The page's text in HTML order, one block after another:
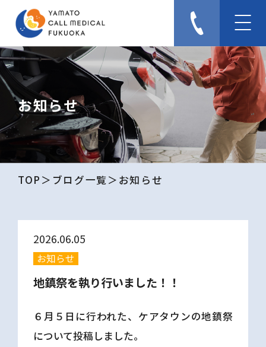
お知らせ
TOP ブログ一覧 お知らせ
2026.06.05
お知らせ
地鎮祭を執り行いました！！
６月５日に行われた、ケアタウンの地鎮祭
について投稿しました。